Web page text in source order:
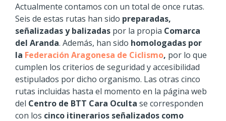
Actualmente contamos con un total de once rutas.
Seis de estas rutas han sido preparadas,
señalizadas y balizadas por la propia Comarca
del Aranda. Además, han sido homologadas por
la Federación Aragonesa de Ciclismo, por lo que
cumplen los criterios de seguridad y accesibilidad
estipulados por dicho organismo. Las otras cinco
rutas incluidas hasta el momento en la página web
del Centro de BTT Cara Oculta se corresponden
con los cinco itinerarios señalizados como